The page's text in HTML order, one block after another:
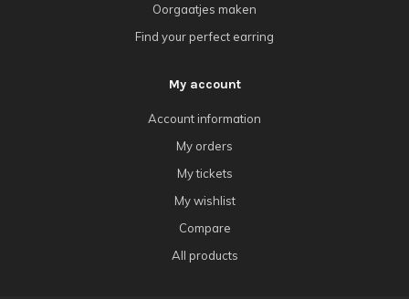
Oorgaatjes maken
Find your perfect earring
My account
Account information
My orders
My tickets
My wishlist
Compare
All products